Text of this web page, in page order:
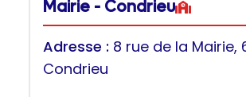
Mairie - Condrieu
Adresse : 8 rue de la Mairie,
Condrieu